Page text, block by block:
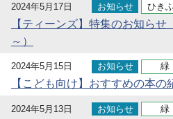
2024年5月17日 お知らせ ひき
【ティーンズ】特集のお知らせ
～）
2024年5月15日 お知らせ 緑
【こども向け】おすすめの本の
2024年5月13日 お知らせ 緑